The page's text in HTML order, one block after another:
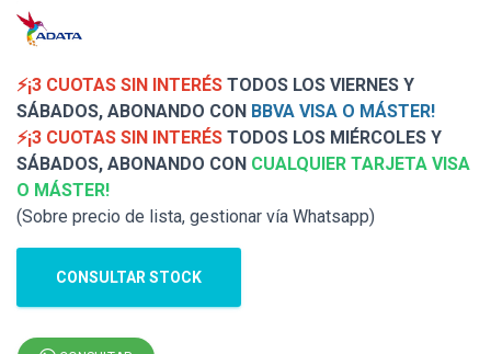
⚡¡3 CUOTAS SIN INTERÉS TODOS LOS VIERNES Y
SÁBADOS, ABONANDO CON BBVA VISA O MÁSTER!
⚡¡3 CUOTAS SIN INTERÉS TODOS LOS MIÉRCOLES Y
SÁBADOS, ABONANDO CON CUALQUIER TARJETA VISA
O MÁSTER!
(Sobre precio de lista, gestionar vía Whatsapp)
CONSULTAR STOCK